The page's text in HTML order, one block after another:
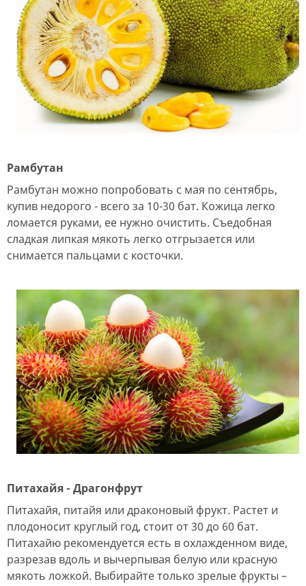
Рамбутан
Рамбутан можно попробовать с мая по сентябрь,
купив недорого - всего за 10-30 бат. Кожица легко
ломается руками, ее нужно очистить. Съедобная
сладкая липкая мякоть легко отгрызается или
снимается пальцами с косточки.
Питахайя - Драгонфрут
Питахайя, питайя или драконовый фрукт. Растет и
плодоносит круглый год, стоит от 30 до 60 бат.
Питахайю рекомендуется есть в охлажденном виде,
разрезав вдоль и вычерпывая белую или красную
мякоть ложкой. Выбирайте только зрелые фрукты –